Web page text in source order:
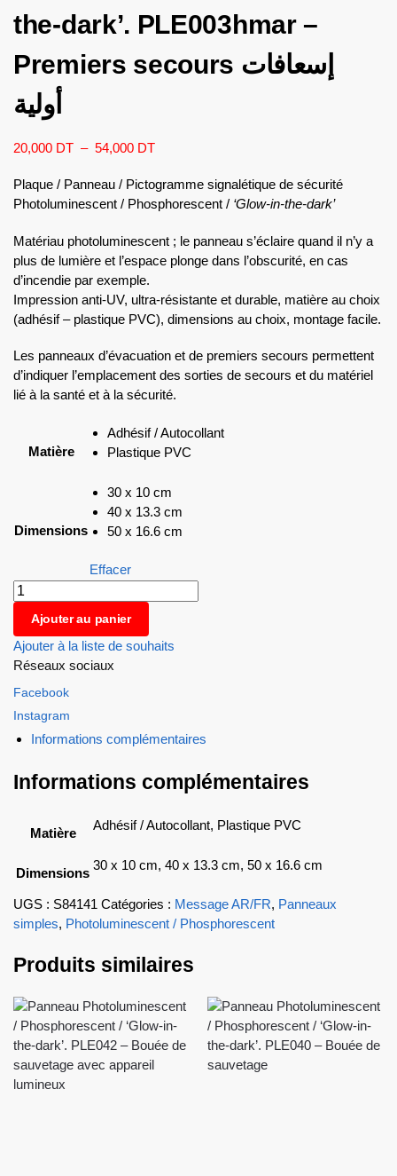
the-dark’. PLE003hmar –
Premiers secours إسعافات
أولية
20,000 DT – 54,000 DT
Plaque / Panneau / Pictogramme signalétique de sécurité
Photoluminescent / Phosphorescent / ‘Glow-in-the-dark’
Matériau photoluminescent ; le panneau s’éclaire quand il n’y a
plus de lumière et l’espace plonge dans l’obscurité, en cas
d’incendie par exemple.
Impression anti-UV, ultra-résistante et durable, matière au choix
(adhésif – plastique PVC), dimensions au choix, montage facile.
Les panneaux d’évacuation et de premiers secours permettent
d’indiquer l’emplacement des sorties de secours et du matériel
lié à la santé et à la sécurité.
Matière
Adhésif / Autocollant
Plastique PVC
Dimensions
30 x 10 cm
40 x 13.3 cm
50 x 16.6 cm
Effacer
Ajouter au panier
Ajouter à la liste de souhaits
Réseaux sociaux
Facebook
Instagram
Informations complémentaires
Informations complémentaires
Matière
Adhésif / Autocollant, Plastique PVC
Dimensions
30 x 10 cm, 40 x 13.3 cm, 50 x 16.6 cm
UGS : S84141 Catégories : Message AR/FR, Panneaux
simples, Photoluminescent / Phosphorescent
Produits similaires